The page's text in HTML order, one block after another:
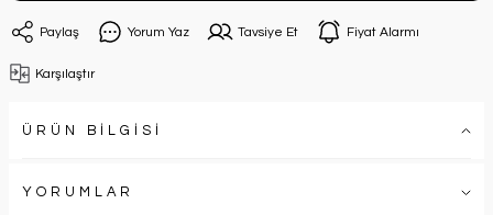
Paylaş Yorum Yaz Tavsiye Et Fiyat Alarmı
Karşılaştır
ÜRÜN BİLGİSİ
YORUMLAR